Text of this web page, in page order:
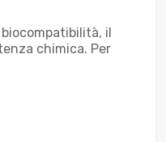
il
chimica. Per